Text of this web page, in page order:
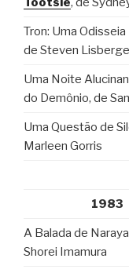
Tron: Uma
de Steven
Uma Noite
do Demônio, de
Uma Questão de
Marleen Gorris
1983
A Balada de
Shorei Imamura